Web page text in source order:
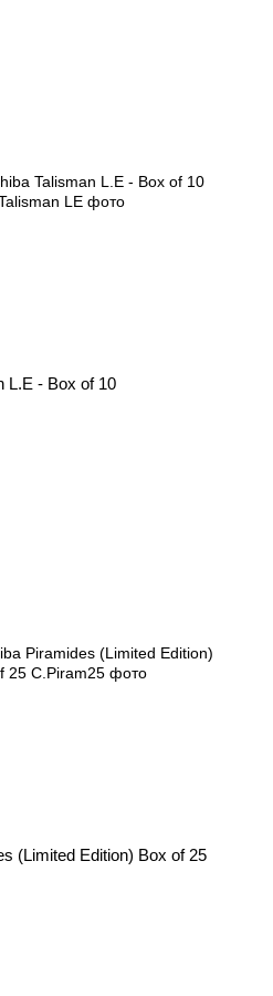
L.E - Box of 10
(Limited Edition) Box of 25